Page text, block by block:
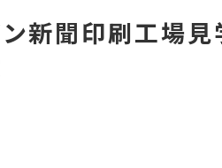
ン新聞印刷工場